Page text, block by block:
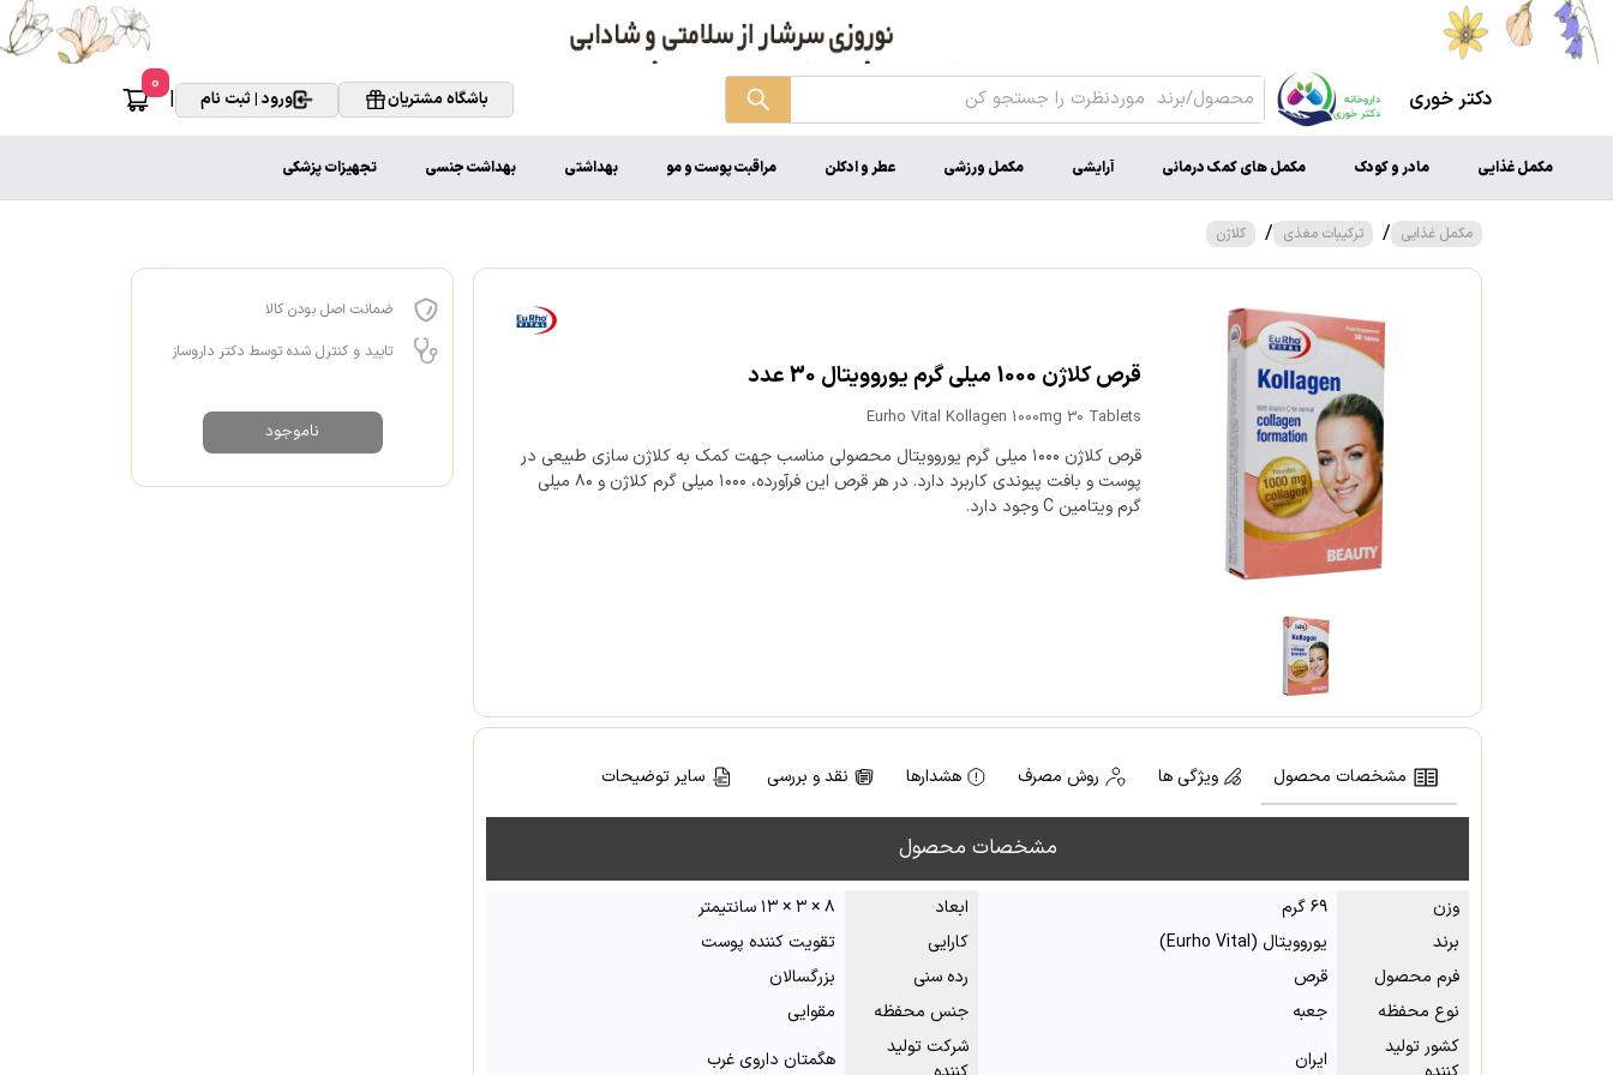
دکتر خوری باشگاه مشتریان ورود | ثبت نام |
0
مکمل غذایی مادر و کودک مکمل های کمک درمانی آرایشی مکمل ورزشی عطر و ادکلن مراقبت پوست و مو بهداشتی بهداشت جنسی تجهیزات پزشکی
مکمل غذایی / ترکیبات مغذی / کلاژن
قرص کلاژن 1000 میلی گرم یوروویتال 30 عدد
Eurho Vital Kollagen 1000mg 30 Tablets
قرص کلاژن ۱۰۰۰ میلی گرم یوروویتال محصولی مناسب جهت کمک به کلاژن سازی طبیعی در
پوست و بافت پیوندی کاربرد دارد. در هر قرص این فرآورده، ۱۰۰۰ میلی گرم کلاژن و ۸۰ میلی
گرم ویتامین C وجود دارد.
مشخصات محصول ویژگی ها روش مصرف هشدارها نقد و بررسی سایر توضیحات
مشخصات محصول
وزن ۶۹ گرم ابعاد
۸ × ۳ × ۱۳ سانتیمتر
برند
یوروویتال (Eurho Vital) کارایی
تقویت کننده پوست
فرم محصول
قرص رده سنی
بزرگسالان
نوع محفظه
جعبه جنس محفظه
مقوایی
کشور تولید
ایران
شرکت تولید
هگمتان داروی غرب
ضمانت اصل بودن کالا
تایید و کنترل شده توسط دکتر داروساز
ناموجود